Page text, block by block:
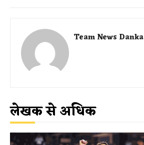
Team News Danka
लेखक से अधिक